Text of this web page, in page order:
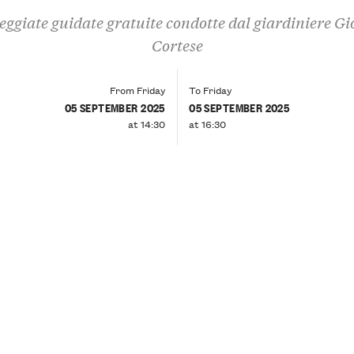
guidate gratuite condotte dal giardiniere
Cortese
From Friday
05 SEPTEMBER 2025
at 14:30
To Friday
05 SEPTEMBER 2025
at 16:30